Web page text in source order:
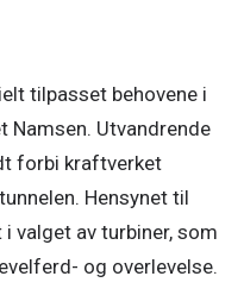
tilpasset behovene i
Namsen. Utvandrende
forbi kraftverket
Hensynet til
valget av turbiner, som